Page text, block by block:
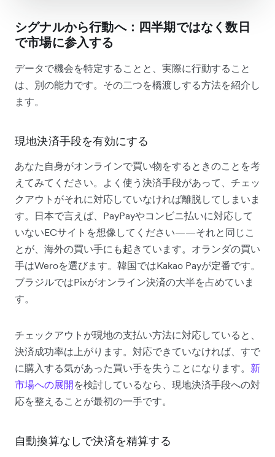
シグナルから行動へ：四半期ではなく数日
で市場に参入する
データで機会を特定することと、実際に行動すること
は、別の能力です。その二つを橋渡しする方法を紹介し
ます。
現地決済手段を有効にする
あなた自身がオンラインで買い物をするときのことを考
えてみてください。よく使う決済手段があって、チェッ
クアウトがそれに対応していなければ離脱してしまいま
す。日本で言えば、PayPayやコンビニ払いに対応して
いないECサイトを想像してください——それと同じこ
とが、海外の買い手にも起きています。オランダの買い
手はWeroを選びます。韓国ではKakao Payが定番です。
ブラジルではPixがオンライン決済の大半を占めていま
す。
チェックアウトが現地の支払い方法に対応していると、
決済成功率は上がります。対応できていなければ、すで
に購入する気があった買い手を失うことになります。 新
市場への展開を検討しているなら、現地決済手段への対
応を整えることが最初の一手です。
自動換算なしで決済を精算する